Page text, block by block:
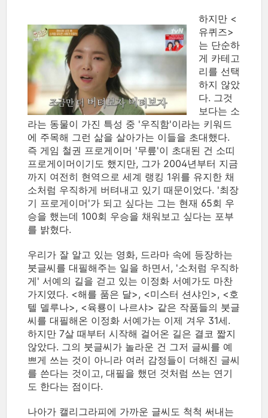
하지만 <
유퀴즈>
는 단순하
게 카테고
리를 선택
하지 않았
다. 그것
보다는 소
라는 동물이 가진 특성 중 '우직함'이라는 키워드
에 주목해 그런 삶을 살아가는 이들을 초대했다.
즉 게임 철권 프로게이머 '무릎'이 초대된 건 소띠
프로게이머이기도 했지만, 그가 2004년부터 지금
까지 여전히 현역으로 세계 랭킹 1위를 유지한 채
소처럼 우직하게 버텨내고 있기 때문이었다. '최장
기 프로게이머'가 되고 싶다는 그는 현재 65회 우
승을 했는데 100회 우승을 채워보고 싶다는 포부
를 밝혔다.
우리가 잘 알고 있는 영화, 드라마 속에 등장하는
붓글씨를 대필해주는 일을 하면서, '소처럼 우직하
게' 서예의 길을 걷고 있는 이정화 서예가도 마찬
가지였다. <해를 품은 달>, <미스터 션샤인>, <호
텔 델루나>, <육룡이 나르샤> 같은 작품들의 붓글
씨를 대필해온 이정화 서예가는 이제 겨우 31세.
하지만 7살 때부터 시작해 걸어온 길은 결코 짧지
않았다. 그의 붓글씨가 놀라운 건 그저 글씨를 예
쁘게 쓰는 것이 아니라 여러 감정들이 더해진 글씨
를 쓴다는 것이고, 대필을 했던 것처럼 쓰는 연기
도 한다는 점이다.
나아가 캘리그라피에 가까운 글씨도 척척 써내는